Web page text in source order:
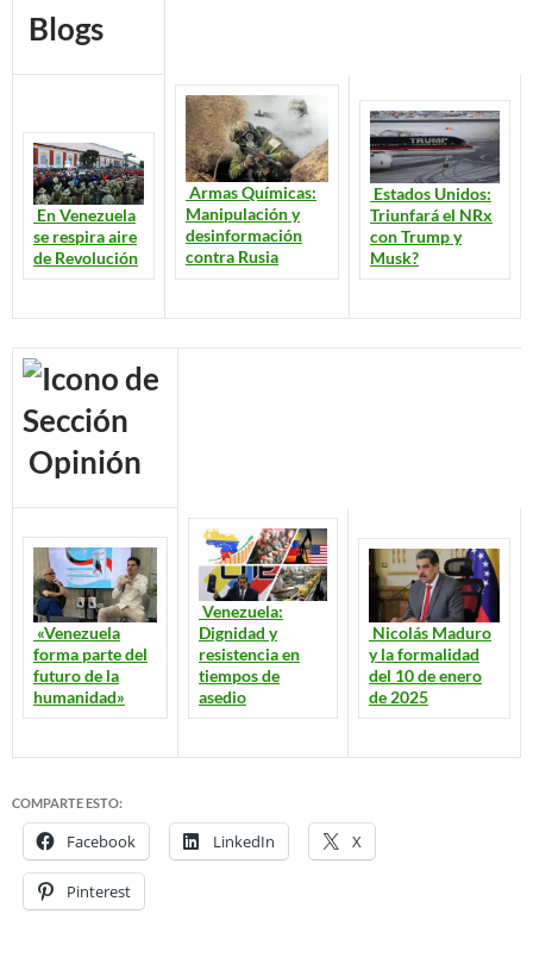
Blogs
En Venezuela
se respira aire
de Revolución
Armas Químicas:
Manipulación y
desinformación
contra Rusia
Estados Unidos:
Triunfará el NRx
con Trump y
Musk?
Opinión
«Venezuela
forma parte del
futuro de la
humanidad»
Venezuela:
Dignidad y
resistencia en
tiempos de
asedio
Nicolás Maduro
y la formalidad
del 10 de enero
de 2025
COMPARTE ESTO:
Facebook LinkedIn X
Pinterest